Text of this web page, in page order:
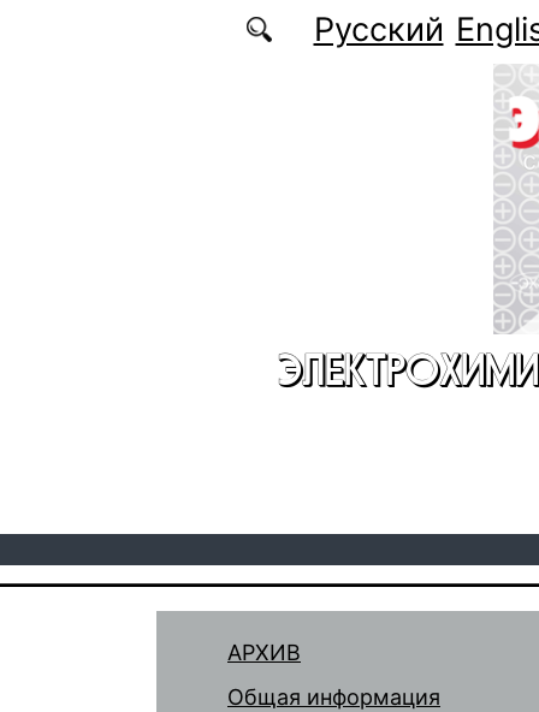
Перейти к основному содержаниюРусский
АРХИВ
Общая информация